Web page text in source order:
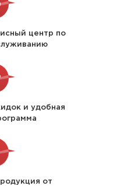
центр по
и удобная
от